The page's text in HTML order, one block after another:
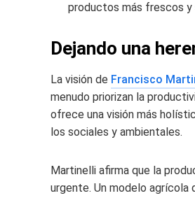
productos más frescos y
Dejando una
La visión de Francisco
menudo priorizan la
ofrece una visión más
los sociales y ambientales.
Martinelli afirma que la
urgente. Un modelo agrícola